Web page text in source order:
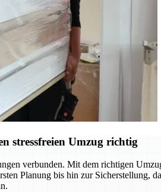
stressfreien Umzug richtig
verbunden. Mit dem richtigen
Planung bis hin zur Sicherstellung,